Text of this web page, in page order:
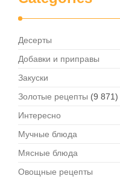
Десерты
Добавки и приправы
Закуски
Золотые рецепты (9 871)
Интересно
Мучные блюда
Мясные блюда
Овощные рецепты